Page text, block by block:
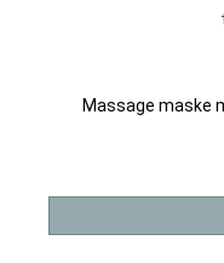
Massage maske